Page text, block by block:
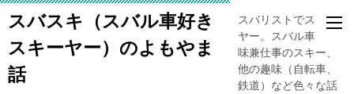
スバスキ（スバル車好き
スキーヤー）のよもやま
話
スバリストでスキー
ヤー。スバル車、趣
味兼仕事のスキー、
他の趣味（自転車、
鉄道）など色々な話